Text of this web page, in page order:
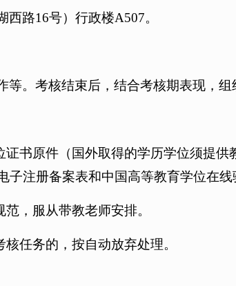
路16号）行政楼A507。
。考核结束后，结合考核期表现，组
书原件（国外取得的学历学位须提供
注册备案表和中国高等教育学位在线
，服从带教老师安排。
任务的，按自动放弃处理。